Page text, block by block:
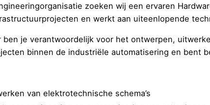
zoeken wij een ervaren
en werkt aan uiteenlopende
ben je verantwoordelijk voor het ontwerpen,
binnen de industriële automatisering en bent
van elektrotechnische schema’s